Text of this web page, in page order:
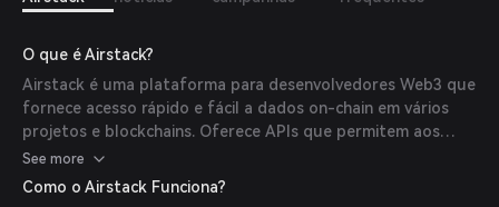
O que é Airstack?
Airstack é uma plataforma para desenvolvedores Web3 que
fornece acesso rápido e fácil a dados on-chain em vários
projetos e blockchains. Oferece APIs que permitem aos
desenvolvedores consultar, combinar e integrar dados on-
chain, off-chain, cross-chain e cross-application em suas
See more
Como o Airstack Funciona?